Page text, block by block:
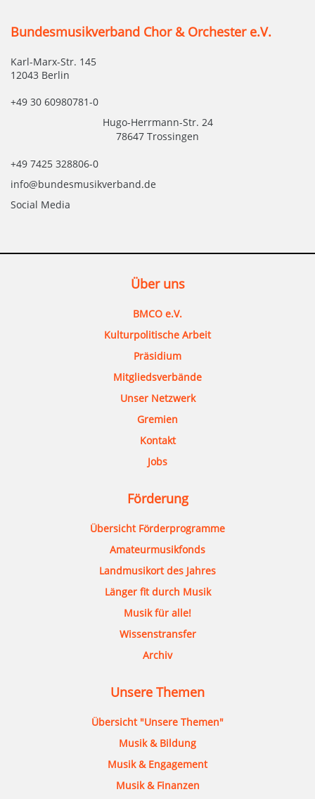
Bundesmusikverband Chor & Orchester e.V.
Karl-Marx-Str. 145
12043 Berlin
+49 30 60980781-0
Hugo-Herrmann-Str. 24
78647 Trossingen
+49 7425 328806-0
info@bundesmusikverband.de
Social Media
Über uns
BMCO e.V.
Kulturpolitische Arbeit
Präsidium
Mitgliedsverbände
Unser Netzwerk
Gremien
Kontakt
Jobs
Förderung
Übersicht Förderprogramme
Amateurmusikfonds
Landmusikort des Jahres
Länger fit durch Musik
Musik für alle!
Wissenstransfer
Archiv
Unsere Themen
Übersicht "Unsere Themen"
Musik & Bildung
Musik & Engagement
Musik & Finanzen